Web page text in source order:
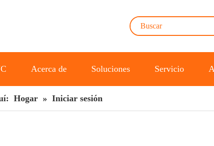
Acerca de Soluciones Servicio
Hogar » Iniciar sesión